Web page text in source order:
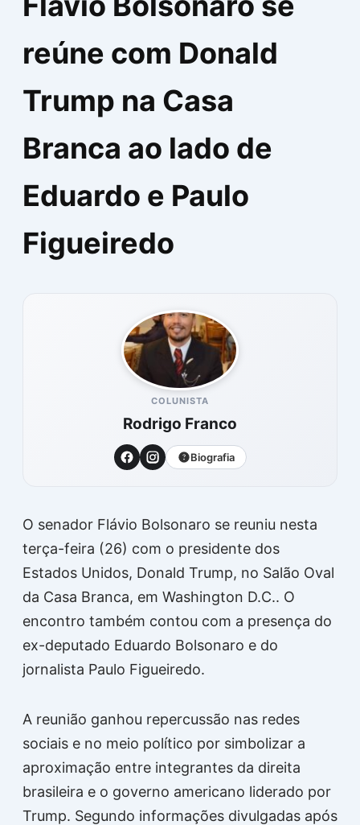
reúne com Donald
Trump na Casa
Branca ao lado de
Eduardo e Paulo
Figueiredo
COLUNISTA
Rodrigo Franco
Biografia
O senador Flávio Bolsonaro se reuniu nesta
terça-feira (26) com o presidente dos
Estados Unidos, Donald Trump, no Salão Oval
da Casa Branca, em Washington D.C.. O
encontro também contou com a presença do
ex-deputado Eduardo Bolsonaro e do
jornalista Paulo Figueiredo.
A reunião ganhou repercussão nas redes
sociais e no meio político por simbolizar a
aproximação entre integrantes da direita
brasileira e o governo americano liderado por
Trump. Segundo informações divulgadas após